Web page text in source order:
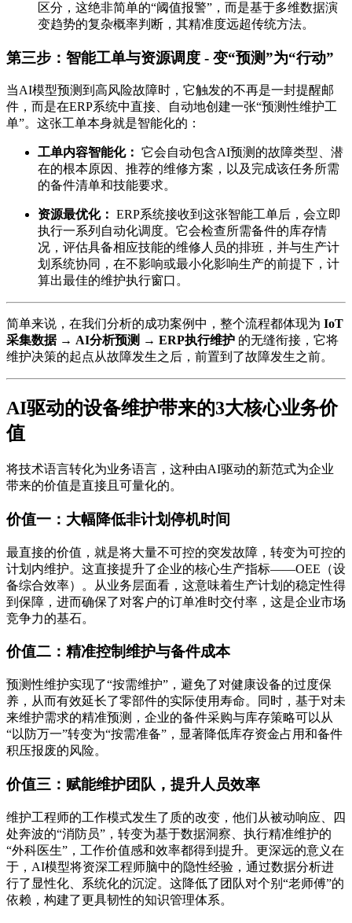
区分，这绝非简单的“阈值报警”，而是基于多维数据演
变趋势的复杂概率判断，其精准度远超传统方法。
第三步：智能工单与资源调度 - 变“预测”为“行动”
当AI模型预测到高风险故障时，它触发的不再是一封提醒邮
件，而是在ERP系统中直接、自动地创建一张“预测性维护工
单”。这张工单本身就是智能化的：
工单内容智能化： 它会自动包含AI预测的故障类型、潜
在的根本原因、推荐的维修方案，以及完成该任务所需
的备件清单和技能要求。
资源最优化： ERP系统接收到这张智能工单后，会立即
执行一系列自动化调度。它会检查所需备件的库存情
况，评估具备相应技能的维修人员的排班，并与生产计
划系统协同，在不影响或最小化影响生产的前提下，计
算出最佳的维护执行窗口。
简单来说，在我们分析的成功案例中，整个流程都体现为 IoT
采集数据 → AI分析预测 → ERP执行维护 的无缝衔接，它将
维护决策的起点从故障发生之后，前置到了故障发生之前。
AI驱动的设备维护带来的3大核心业务价
值
将技术语言转化为业务语言，这种由AI驱动的新范式为企业
带来的价值是直接且可量化的。
价值一：大幅降低非计划停机时间
最直接的价值，就是将大量不可控的突发故障，转变为可控的
计划内维护。这直接提升了企业的核心生产指标——OEE（设
备综合效率）。从业务层面看，这意味着生产计划的稳定性得
到保障，进而确保了对客户的订单准时交付率，这是企业市场
竞争力的基石。
价值二：精准控制维护与备件成本
预测性维护实现了“按需维护”，避免了对健康设备的过度保
养，从而有效延长了零部件的实际使用寿命。同时，基于对未
来维护需求的精准预测，企业的备件采购与库存策略可以从
“以防万一”转变为“按需准备”，显著降低库存资金占用和备件
积压报废的风险。
价值三：赋能维护团队，提升人员效率
维护工程师的工作模式发生了质的改变，他们从被动响应、四
处奔波的“消防员”，转变为基于数据洞察、执行精准维护的
“外科医生”，工作价值感和效率都得到提升。更深远的意义在
于，AI模型将资深工程师脑中的隐性经验，通过数据分析进
行了显性化、系统化的沉淀。这降低了团队对个别“老师傅”的
依赖，构建了更具韧性的知识管理体系。